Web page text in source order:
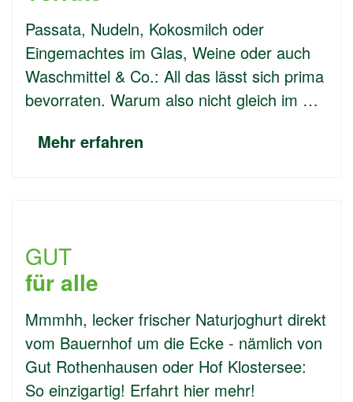
Passata, Nudeln, Kokosmilch oder
Eingemachtes im Glas, Weine oder auch
Waschmittel & Co.: All das lässt sich prima
bevorraten. Warum also nicht gleich im …
Mehr erfahren
GUT
für alle
Mmmhh, lecker frischer Naturjoghurt direkt
vom Bauernhof um die Ecke - nämlich von
Gut Rothenhausen oder Hof Klostersee:
So einzigartig! Erfahrt hier mehr!